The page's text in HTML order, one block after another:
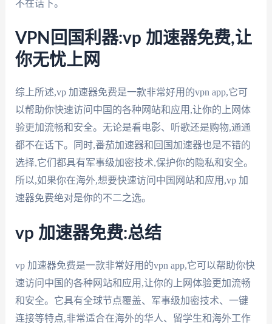
不在话下。
VPN回国利器:vp 加速器免费,让
你无忧上网
综上所述,vp 加速器免费是一款非常好用的vpn app,它可
以帮助你快速访问中国的各种网站和应用,让你的上网体
验更加流畅和安全。无论是看电影、听歌还是购物,通通
都不在话下。同时,番茄加速器和回国加速器也是不错的
选择,它们都具有军事级加密技术,保护你的隐私和安全。
所以,如果你在海外,想要快速访问中国网站和应用,vp 加
速器免费绝对是你的不二之选。
vp 加速器免费:总结
vp 加速器免费是一款非常好用的vpn app,它可以帮助你快
速访问中国的各种网站和应用,让你的上网体验更加流畅
和安全。它具有全球节点覆盖、军事级加密技术、一键
连接等特点,非常适合在海外的华人、留学生和海外工作